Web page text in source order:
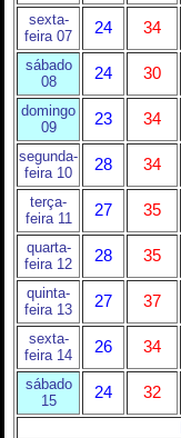
sexta-
feira 07
24 34
sábado
08
24 30
domingo
09
23 34
segunda-
feira 10
28 34
terça-
feira 11
27 35
quarta-
feira 12
28 35
quinta-
feira 13
27 37
sexta-
feira 14
26 34
sábado
15
24
32